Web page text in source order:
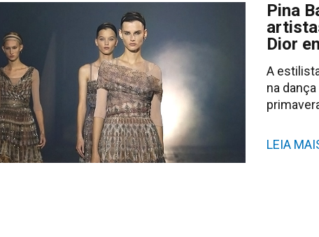
Pina
Dior
A
na
LEIA